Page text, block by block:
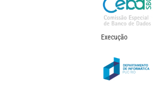
Execução